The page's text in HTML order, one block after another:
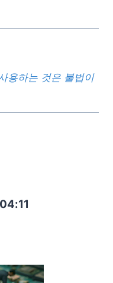
용하는 것은 불법이